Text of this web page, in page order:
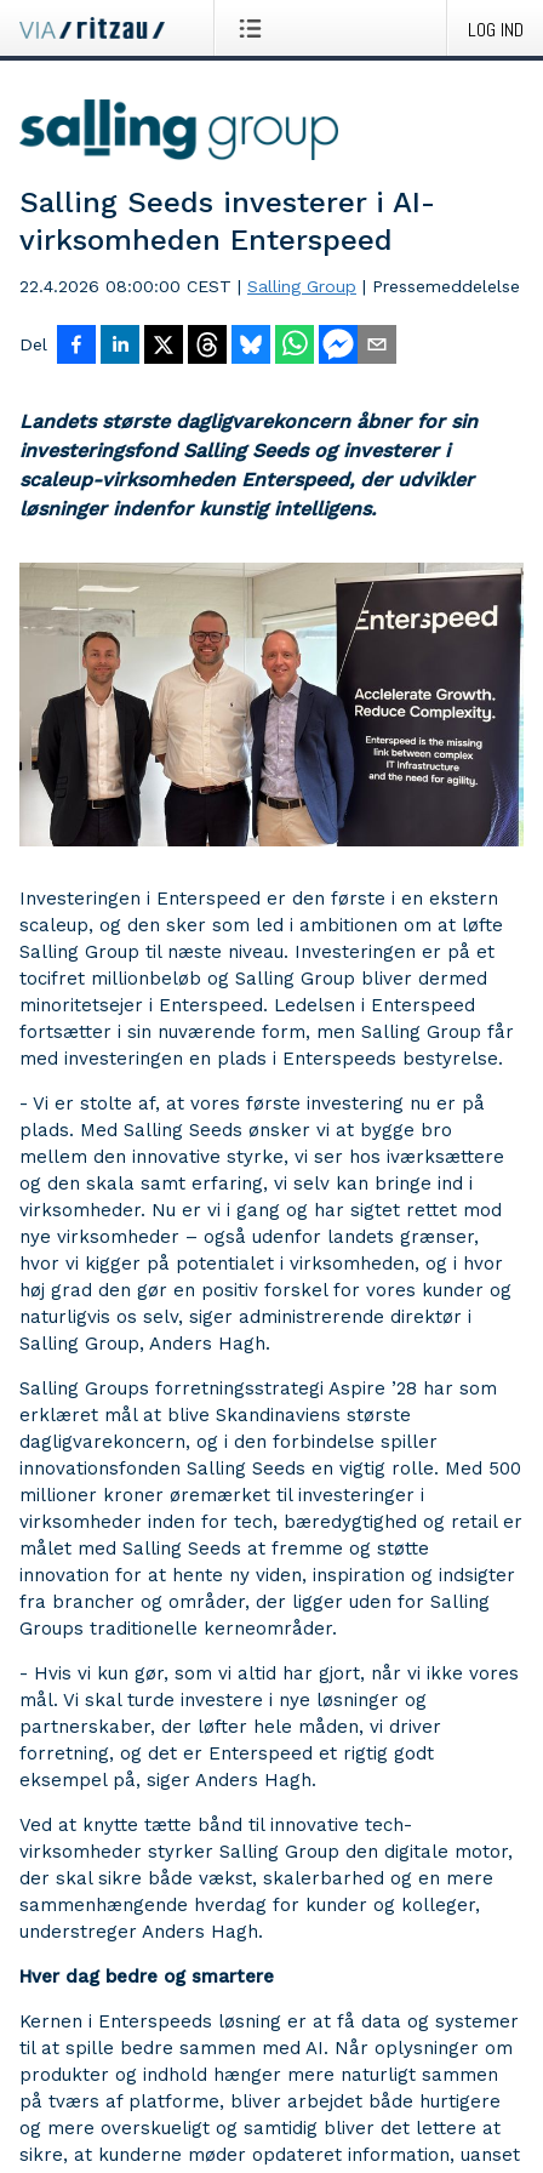
LOG IND
Salling Seeds investerer i AI-
virksomheden Enterspeed
22.4.2026 08:00:00 CEST | Salling Group | Pressemeddelelse
Del
Landets største dagligvarekoncern åbner for sin
investeringsfond Salling Seeds og investerer i
scaleup-virksomheden Enterspeed, der udvikler
løsninger indenfor kunstig intelligens.
Investeringen i Enterspeed er den første i en ekstern
scaleup, og den sker som led i ambitionen om at løfte
Salling Group til næste niveau. Investeringen er på et
tocifret millionbeløb og Salling Group bliver dermed
minoritetsejer i Enterspeed. Ledelsen i Enterspeed
fortsætter i sin nuværende form, men Salling Group får
med investeringen en plads i Enterspeeds bestyrelse.
- Vi er stolte af, at vores første investering nu er på
plads. Med Salling Seeds ønsker vi at bygge bro
mellem den innovative styrke, vi ser hos iværksættere
og den skala samt erfaring, vi selv kan bringe ind i
virksomheder. Nu er vi i gang og har sigtet rettet mod
nye virksomheder – også udenfor landets grænser,
hvor vi kigger på potentialet i virksomheden, og i hvor
høj grad den gør en positiv forskel for vores kunder og
naturligvis os selv, siger administrerende direktør i
Salling Group, Anders Hagh.
Salling Groups forretningsstrategi Aspire ’28 har som
erklæret mål at blive Skandinaviens største
dagligvarekoncern, og i den forbindelse spiller
innovationsfonden Salling Seeds en vigtig rolle. Med 500
millioner kroner øremærket til investeringer i
virksomheder inden for tech, bæredygtighed og retail er
målet med Salling Seeds at fremme og støtte
innovation for at hente ny viden, inspiration og indsigter
fra brancher og områder, der ligger uden for Salling
Groups traditionelle kerneområder.
- Hvis vi kun gør, som vi altid har gjort, når vi ikke vores
mål. Vi skal turde investere i nye løsninger og
partnerskaber, der løfter hele måden, vi driver
forretning, og det er Enterspeed et rigtig godt
eksempel på, siger Anders Hagh.
Ved at knytte tætte bånd til innovative tech-
virksomheder styrker Salling Group den digitale motor,
der skal sikre både vækst, skalerbarhed og en mere
sammenhængende hverdag for kunder og kolleger,
understreger Anders Hagh.
Hver dag bedre og smartere
Kernen i Enterspeeds løsning er at få data og systemer
til at spille bedre sammen med AI. Når oplysninger om
produkter og indhold hænger mere naturligt sammen
på tværs af platforme, bliver arbejdet både hurtigere
og mere overskueligt og samtidig bliver det lettere at
sikre, at kunderne møder opdateret information, uanset